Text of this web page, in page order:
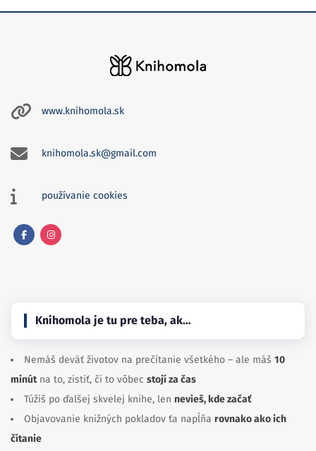
www.knihomola.sk
knihomola.sk@gmail.com
používanie cookies
Knihomola je tu pre teba, ak…
Nemáš deväť životov na prečítanie všetkého – ale máš 10
minútna to, zistiť, či to vôbec stojí za čas
Túžiš po ďalšej skvelej knihe, len nevieš, kde začať
Objavovanie knižných pokladov ťa napĺňa rovnako ako ich
čítanie